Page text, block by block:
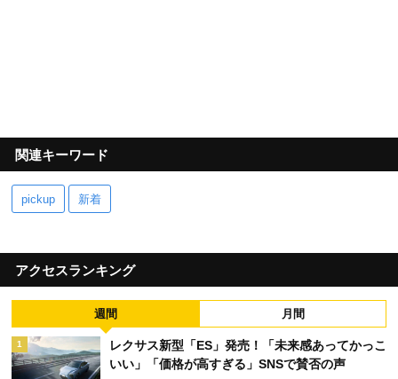
関連キーワード
pickup 新着
アクセスランキング
週間 月間
1
レクサス新型「ES」発売！「未来感あってかっこ
いい」「価格が高すぎる」SNSで賛否の声